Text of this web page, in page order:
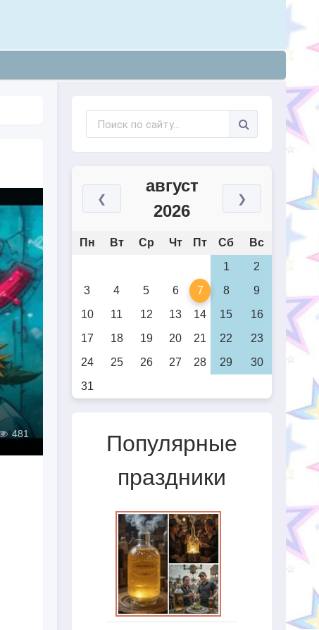
481
❮
август
2026
❯
Пн Вт Ср Чт Пт Сб
Вс
1
2
3
4 5 6 7 8
9
10
11 12 13 14 15
16
17
18 19 20 21 22
23
24
25 26 27 28 29
30
31
Популярные
праздники